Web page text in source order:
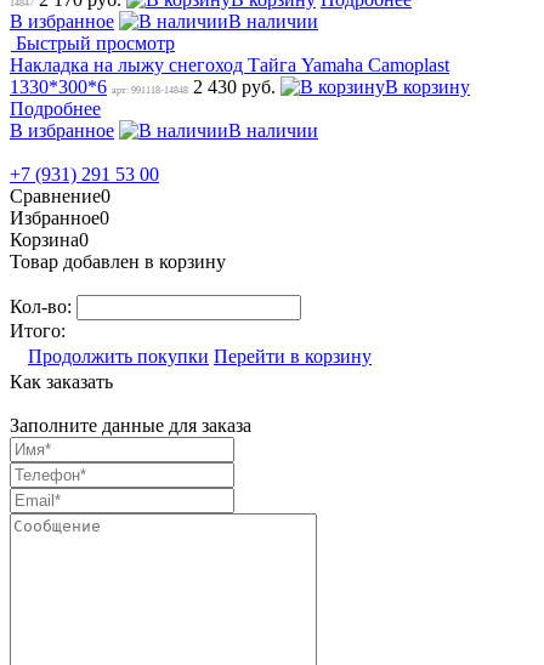
14847
В избранное
В наличии
Быстрый просмотр
Накладка на лыжу снегоход Тайга Yamaha Camoplast
1330*300*6 арт: 991118-14848 2 430 руб.
В корзину
Подробнее
В избранное
В наличии
+7 (931) 291 53 00
Сравнение0
Избранное0
Корзина0
Товар добавлен в корзину
Кол-во:
Итого:
Продолжить покупки Перейти в корзину
Как заказать
Заполните данные для заказа